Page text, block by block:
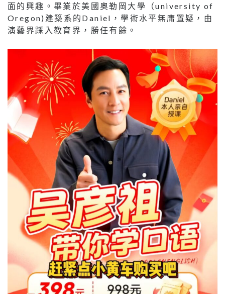
面的興趣。畢業於美國奧勒岡大學（university of
Oregon)建築系的Daniel，學術水平無庸置疑，由
演藝界踩入教育界，勝任有餘。